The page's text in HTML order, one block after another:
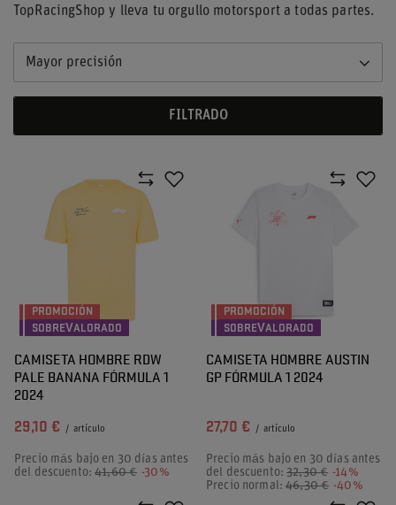
TopRacingShop y lleva tu orgullo motorsport a todas partes.
Mayor precisión
FILTRADO
PROMOCIÓN
SOBREVALORADO
CAMISETA HOMBRE RDW
PALE BANANA FÓRMULA 1
2024
29,10 € / artículo
Precio más bajo en 30 días antes
del descuento:41,60 € -30%
PROMOCIÓN
SOBREVALORADO
CAMISETA HOMBRE AUSTIN
GP FÓRMULA 1 2024
27,70 € / artículo
Precio más bajo en 30 días antes
del descuento:32,30 € -14%
Precio normal:46,30 € -40%